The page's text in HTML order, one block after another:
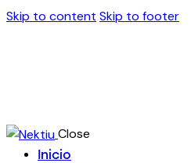
Skip to content Skip to footer
Close
Inicio